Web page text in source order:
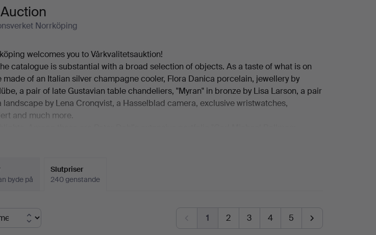
Norrköping
welcomes you to Vårkvalitetsauktion!
catalogue is substantial with a broad selection of objects. As a taste of what is on
made of an Italian silver champagne cooler, Flora Danica porcelain, jewellery by
a pair of late Gustavian table chandeliers, "Myran" in bronze by Lisa Larson, a pair
by Lena Cronqvist, a Hasselblad camera, exclusive wristwatches,
and much more.
(!) lithographs, a pinball machine for hard rock fans, a Gibson Les Paul from 1980
byde på
Slutpriser
240 genstande
1 2 3 4 5